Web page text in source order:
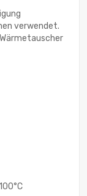
verwendet.